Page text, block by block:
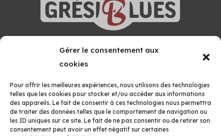
Gérer le consentement aux
cookies
Pour offrir les meilleures expériences, nous utilisons des technologies
telles que les cookies pour stocker et/ou accéder aux informations
des appareils. Le fait de consentir à ces technologies nous permettra
de traiter des données telles que le comportement de navigation ou
les ID uniques sur ce site. Le fait de ne pas consentir ou de retirer son
consentement peut avoir un effet négatif sur certaines
GRÉSIVAUDAN BLUES FESTIVAL
MAISON DES ASSOCIATIONS
38660 LE TOUVET
Formulaire de contact
06 07 27 21 02